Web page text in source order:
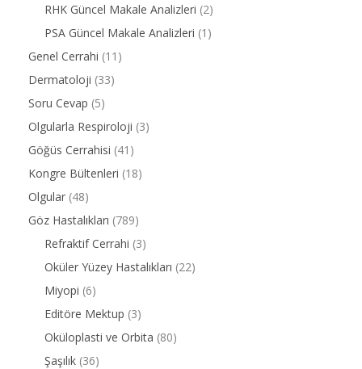
RHK Güncel Makale Analizleri (2)
PSA Güncel Makale Analizleri (1)
Genel Cerrahi (11)
Dermatoloji (33)
Soru Cevap (5)
Olgularla Respiroloji (3)
Göğüs Cerrahisi (41)
Kongre Bültenleri (18)
Olgular (48)
Göz Hastalıkları (789)
Refraktif Cerrahi (3)
Oküler Yüzey Hastalıkları (22)
Miyopi (6)
Editöre Mektup (3)
Oküloplasti ve Orbita (80)
Şaşılık (36)